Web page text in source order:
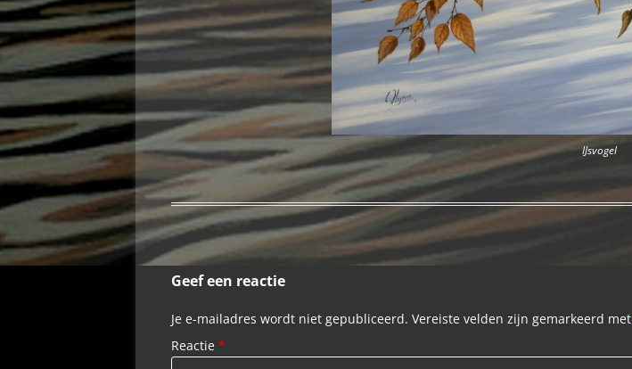
IJsvogel
Geef een reactie
Je e-mailadres wordt niet gepubliceerd. Vereiste velden zijn gemarkeerd met
Reactie *